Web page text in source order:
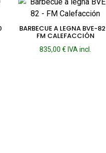
€
BARBECUE A LEGNA BVE-
FM CALEFACCIÓN
835,00€ IVA incl.